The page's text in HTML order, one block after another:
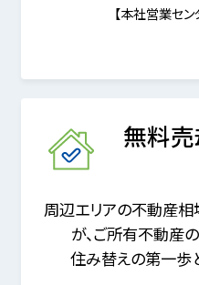
【本社営業セ
無料
周辺エリアの不動産相
が、ご所有不動産
住み替えの第一歩